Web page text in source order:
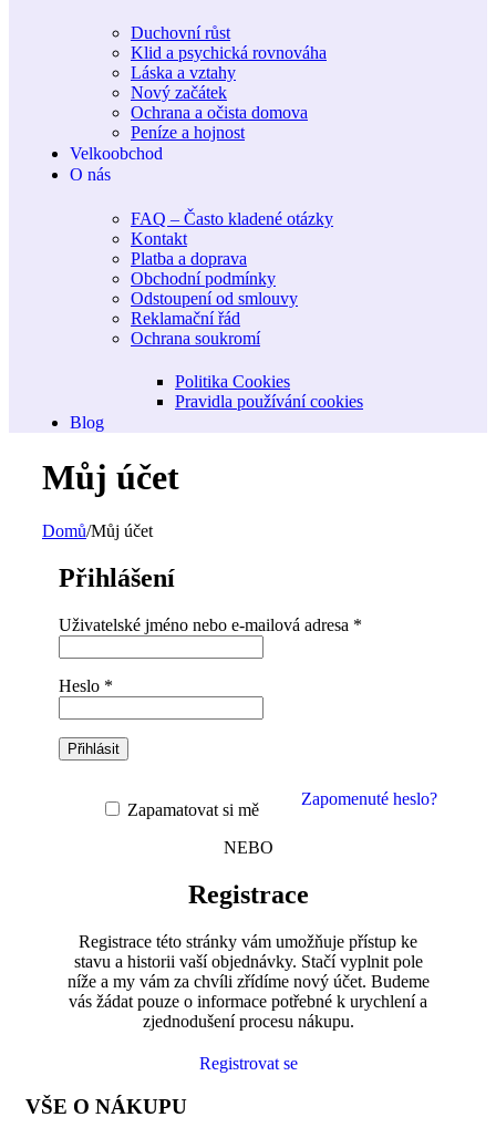
Duchovní růst
Klid a psychická rovnováha
Láska a vztahy
Nový začátek
Ochrana a očista domova
Peníze a hojnost
Velkoobchod
O nás
FAQ – Často kladené otázky
Kontakt
Platba a doprava
Obchodní podmínky
Odstoupení od smlouvy
Reklamační řád
Ochrana soukromí
Politika Cookies
Pravidla používání cookies
Blog
Můj účet
Domů/Můj účet
Přihlášení
Uživatelské jméno nebo e-mailová adresa *
Heslo *
Přihlásit
Zapomenuté heslo?
Zapamatovat si mě
NEBO
Registrace
Registrace této stránky vám umožňuje přístup ke
stavu a historii vaší objednávky. Stačí vyplnit pole
níže a my vám za chvíli zřídíme nový účet. Budeme
vás žádat pouze o informace potřebné k urychlení a
zjednodušení procesu nákupu.
Registrovat se
VŠE O NÁKUPU